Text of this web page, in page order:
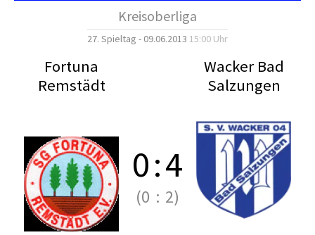
Kreisoberliga
27. Spieltag - 09.06.2013 15:00 Uhr
Fortuna
Remstädt
Wacker Bad
Salzungen
0:4
(0 : 2)